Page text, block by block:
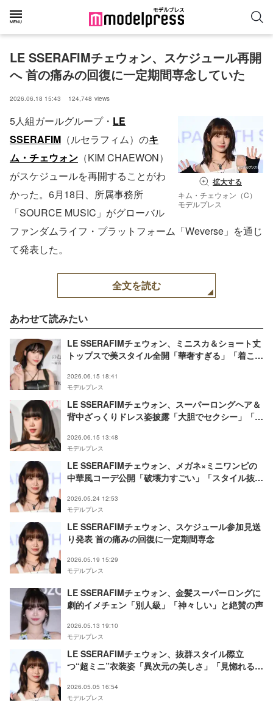
LE SSERAFIMチェウォン、スケジュール再開
へ 首の痛みの回復に一定期間専念していた
2026.06.18 15:43 124,748 views
拡大する
キム・チェウォン（C）
モデルプレス
5人組ガールグループ・ LE
SSERAFIM （ルセラフィム）のキ
ム・チェウォン （KIM CHAEWON）
がスケジュールを再開することがわ
かった。6月18日、所属事務所
「SOURCE MUSIC」がグローバル
ファンダムライフ・プラットフォーム「Weverse」を通じ
て発表した。
全文を読む
あわせて読みたい
LE SSERAFIMチェウォン、ミニスカ＆ショート丈
トップスで美スタイル全開「華奢すぎる」「着こな
2026.06.15 18:41
モデルプレス
LE SSERAFIMチェウォン、スーパーロングヘア＆
背中ざっくりドレス姿披露「大胆でセクシー」「破
2026.06.15 13:48
モデルプレス
LE SSERAFIMチェウォン、メガネ×ミニワンピの
中華風コーデ公開「破壊力すごい」「スタイル抜
2026.05.24 12:53
モデルプレス
LE SSERAFIMチェウォン、スケジュール参加見送
り発表 首の痛みの回復に一定期間専念
2026.05.19 15:29
モデルプレス
LE SSERAFIMチェウォン、金髪スーパーロングに
劇的イメチェン「別人級」「神々しい」と絶賛の声
2026.05.13 19:10
モデルプレス
LE SSERAFIMチェウォン、抜群スタイル際立
つ“超ミニ”衣装姿「異次元の美しさ」「見惚れる」
2026.05.05 16:54
モデルプレス